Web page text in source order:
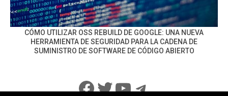
CÓMO UTILIZAR OSS REBUILD DE GOOGLE: UNA NUEVA
HERRAMIENTA DE SEGURIDAD PARA LA CADENA DE
SUMINISTRO DE SOFTWARE DE CÓDIGO ABIERTO
Facebook
Twitter
YouTube
Telegram